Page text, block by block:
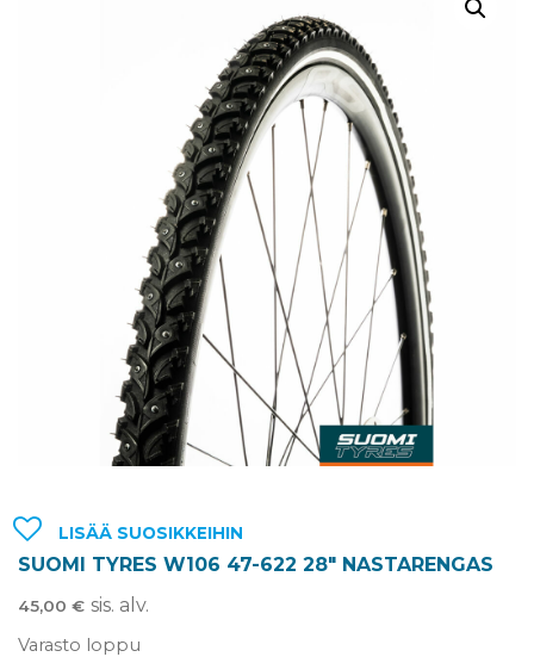
LISÄÄ SUOSIKKEIHIN
SUOMI TYRES W106 47-622 28″ NASTARENGAS
45,00 € sis. alv.
Varasto loppu